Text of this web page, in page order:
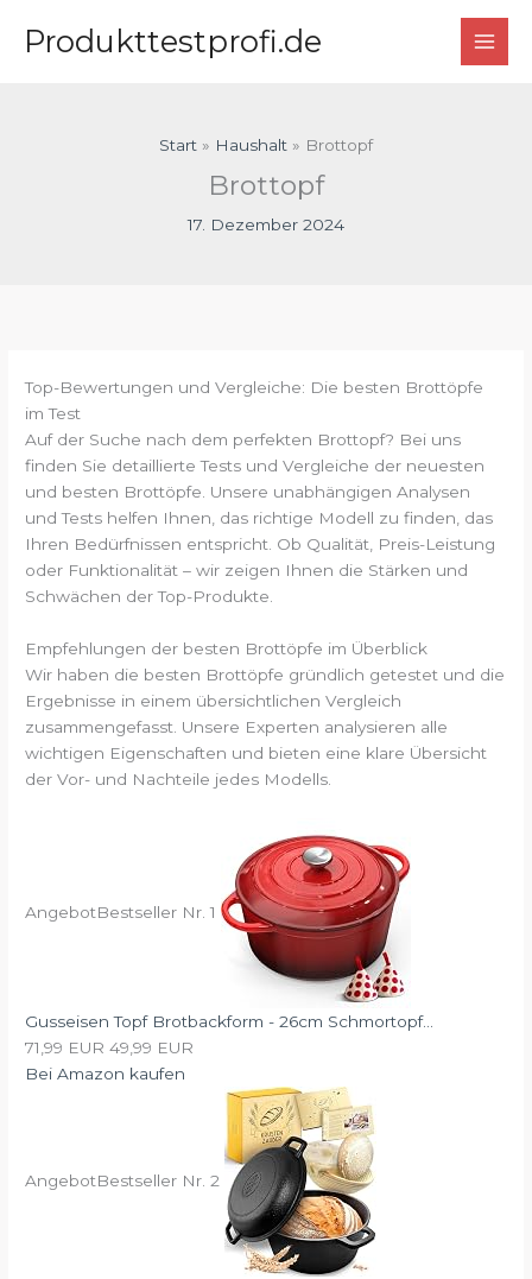
InhaltProdukttestprofi.de
Start Haushalt Brottopf
Brottopf
17. Dezember 2024
Top-Bewertungen und Vergleiche: Die besten Brottöpfe
im Test
Auf der Suche nach dem perfekten Brottopf? Bei uns
finden Sie detaillierte Tests und Vergleiche der neuesten
und besten Brottöpfe. Unsere unabhängigen Analysen
und Tests helfen Ihnen, das richtige Modell zu finden, das
Ihren Bedürfnissen entspricht. Ob Qualität, Preis-Leistung
oder Funktionalität – wir zeigen Ihnen die Stärken und
Schwächen der Top-Produkte.
Empfehlungen der besten Brottöpfe im Überblick
Wir haben die besten Brottöpfe gründlich getestet und die
Ergebnisse in einem übersichtlichen Vergleich
zusammengefasst. Unsere Experten analysieren alle
wichtigen Eigenschaften und bieten eine klare Übersicht
der Vor- und Nachteile jedes Modells.
AngebotBestseller Nr. 1
Gusseisen Topf Brotbackform - 26cm Schmortopf...
71,99 EUR 49,99 EUR
Bei Amazon kaufen
AngebotBestseller Nr. 2